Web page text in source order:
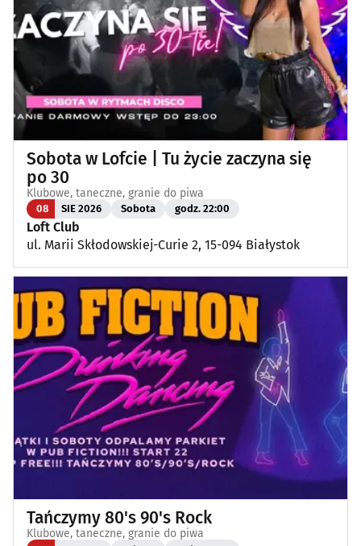
Sobota w Lofcie | Tu życie zaczyna się
po 30
Klubowe, taneczne, granie do piwa
08 SIE 2026 Sobota godz. 22:00
Loft Club
ul. Marii Skłodowskiej-Curie 2, 15-094 Białystok
Tańczymy 80's 90's Rock
Klubowe, taneczne, granie do piwa